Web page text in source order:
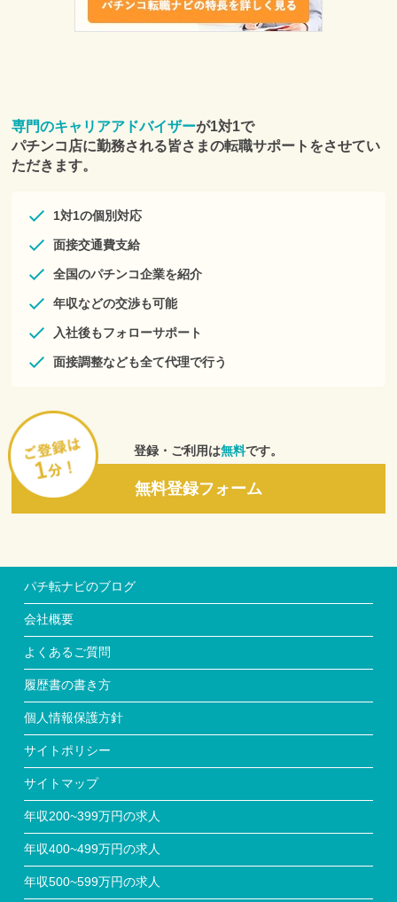
専門のキャリアアドバイザーが1対1で
パチンコ店に勤務される皆さまの転職サポートをさせてい
ただきます。
1対1の個別対応
面接交通費支給
全国のパチンコ企業を紹介
年収などの交渉も可能
入社後もフォローサポート
面接調整なども全て代理で行う
登録・ご利用は無料です。
無料登録フォーム
パチ転ナビのブログ
会社概要
よくあるご質問
履歴書の書き方
個人情報保護方針
サイトポリシー
サイトマップ
年収200~399万円の求人
年収400~499万円の求人
年収500~599万円の求人